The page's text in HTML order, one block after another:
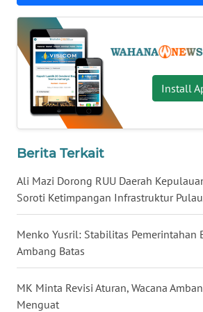
Install
Berita Terkait
Ali Mazi Dorong RUU Daerah
Soroti Ketimpangan Infrastruktur
Menko Yusril: Stabilitas Pemerintahan
Ambang Batas
MK Minta Revisi Aturan, Wacana
Menguat
WN
MALUT
WN
DAIRI
TOBA
WN
NIAS
WN
LANGKAT
WN
TAPANULI